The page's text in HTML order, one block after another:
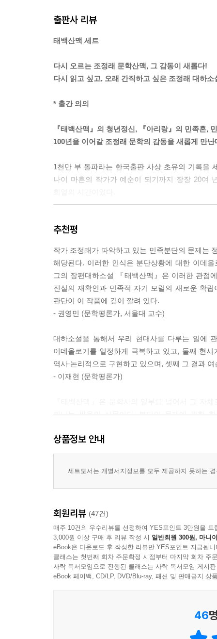
세력이 지리산 일대에 근거지를 두고 무장 투쟁
염상진을 추종했던 하대치 등이 살아 남아 염상진
출판사 리뷰
태백산맥 세트
다시 오르는 조정래 문학산맥, 그 감동이 새롭다!
다시 읽고 싶고, 오래 간직하고 싶은 조정래 대하소
* 출간 의의
『태백산맥』의 청년정신, 『아리랑』의 민족혼,
100년을 이어갈 조정래 문학의 감동을 새롭게 만난
1천만 부 돌파라는 한국출판 사상 초유의 기록을
나이 마흔의 작가가 예순이 되기까지 장장 20여
한반도가 해방과 분단을 맞은 1948년부터 6·25전
한편 『태백산맥』의 전사(前史)에 해당하는 『
생명력과 투쟁사, 이민사를 생생하게 그려보인
은 1959년 이후 격동의 현대사 30년 동안 한반도
있다.
투철한 작가정신이 빚어낸 한국문학의 대표작, 조
못한 소설의 진수를 보여준다. 또한 수천 명에
뜨거운 작가정신의 결정체라 할 수 있다.
또한 『태백산맥』과 『아리랑』이 각각 한국
문학으로 거듭나는 데 훌륭한 전범이 되었다. 이
복원한다. 혼돈과 아픔으로 얼룩진 이 시기의 민
과정에서 분단 조국의 현실을 투시하고 뿌리를
있기까지, 앞선 이들이 흘려야 했던 피와 눈물
* 『태백산맥』에 대하여
20세기 한국인에게 가장 큰 영향을 미친 소설
한국문학사에 우뚝 선 조정래 문학의 절정 『태백
10월부터 6·25전쟁이 끝나고 휴전이 조인되어 분
정면으로 부딪혀 80년대 최대의 문제작이 된 『
(한길사)과 1989년 완간(전10권) 이후 300만 부가
추천평
작가 조정래가 파악하고 있는 민족분단의 문제는
해당된다. 이러한 인식은 분단상황에 대한 이데
그의 장편대하소설 『태백산맥』은 이러한 관점
진실의 재확인과 민족적 자기 모럴의 새로운 확
판단이 이 작품에 깊이 깔려 있다.
- 권영민 (문학평론가, 서울대 교수)
대하소설을 통해서 우리 현대사를 다루는 일에
이데올로기를 일정하게 극복하고 있고, 둘째 현
역사·논리적으로 구현하고 있으며, 셋째 그 결과
- 이재현 (문학평론가)
피나는 싸움의 산물이다. 분단의 문제에 관한
그 『태백산맥』에서 우리가 듣는 것은 역사의 신
- 이광호 (문학평론가)
상품정보 안내
세트도서는 개별서지정보를 모두 제공하지 못하는
회원리뷰 (47건)
매주 10건의 우수리뷰를 선정하여 YES포인트 3만원을 드
3,000원 이상 구매 후 리뷰 작성 시 일반회원 300원, 마니
eBook은 다운로드 후 작성한 리뷰만 YES포인트 지급됩니
클래스는 첫번째 회차 주문확정 시점부터 마지막 회차 주
사락 독서모임으로 진행된 클래스는 사락 독서모임 게시
eBook 페이백, CD/LP, DVD/Blu-ray, 패션 및 판매금지 상
46